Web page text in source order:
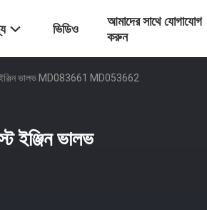
ভিডিও
আমাদের সাথে যোগাযোগ
করুন
ইঞ্জিন ভালভ MD083661 MD053662
ইঞ্জিন ভালভ